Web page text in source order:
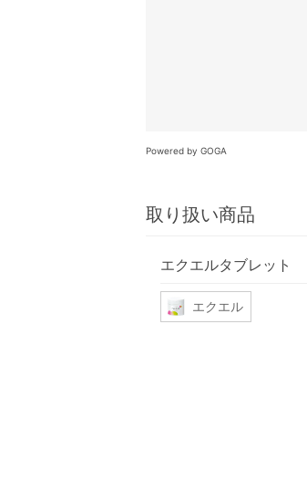
Powered by GOGA
取り扱い商品
エクエルタブレット
エクエル